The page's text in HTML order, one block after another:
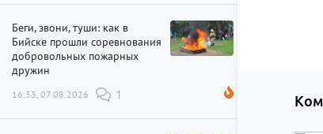
Беги, звони, туши: как в
Бийске прошли соревнования
добровольных пожарных
дружин
16:33, 07.08.2026 1